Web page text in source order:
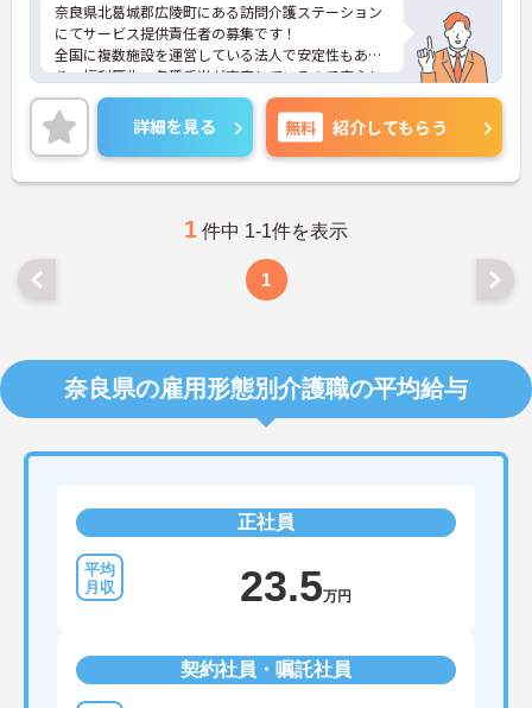
奈良県北葛城郡広陵町にある訪問介護ステーション
にてサービス提供責任者の募集です！
全国に複数施設を運営している法人で安定性もあ
り、福利厚生・各種手当が充実しているので安心し
て働くことができます◎
残業は月10時間程度なので、ゆとりを持って働きた
い方にもおすすめです。
ご興味のある方には、面接対策ポイントなど、さら
に詳細をお話しいたしますのでお気軽にご相談くだ
詳細を見る 無料 紹介してもらう
1 件中 1-1件を表示
1
奈良県の雇用形態別介護職の平均給与
正社員
23.5万円
契約社員・嘱託社員